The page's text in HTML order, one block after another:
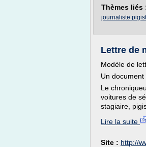
Thèmes liés
journaliste
Lettre de
Modèle de
Un
Le
voitures de
stagiaire,
Lire la suite
Site : http://